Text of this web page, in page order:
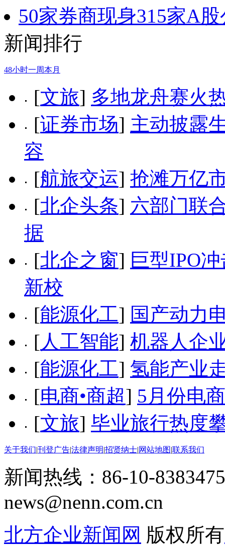
50家券商现身315家A
新闻排行
48小时一周本月
[文旅] 多地龙舟赛火
[证券市场] 主动披露
容
[航旅交运] 抢滩万亿
[北企头条] 六部门联
据
[北企之窗] 巨型IPO
新校
[能源化工] 国产动力
[人工智能] 机器人企
[能源化工] 氢能产业
[电商•商超] 5月份电
[文旅] 毕业旅行热度
关于我们|刊登广告|法律声明|招贤纳士|网站地图|联系我们
新闻热线：86-10-
news@nenn.com.cn
北方企业新闻网 版权所有